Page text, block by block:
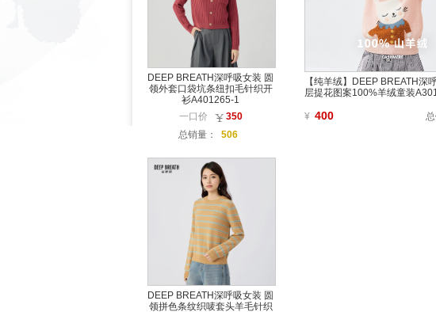
DEEP BREATH深呼吸女装 圆
领外套口袋坑条纽扣毛针织开
衫A401265-1
一口价
350
总销量：
506
DEEP BREATH深呼吸女装 圆
领拼色条纹织唛套头羊毛针织
【纯羊绒】DEEP BREATH深
层提花图案100%羊绒童装
¥ 400 总